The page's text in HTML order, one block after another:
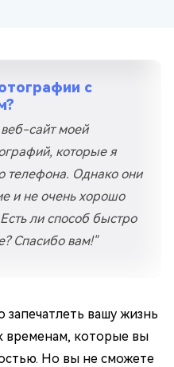
с
сайт моей
которые я
телефона. Однако они
и не очень хорошо
ли способ быстро
Спасибо вам!"
вашу жизнь
временам, которые вы
Но вы не сможете